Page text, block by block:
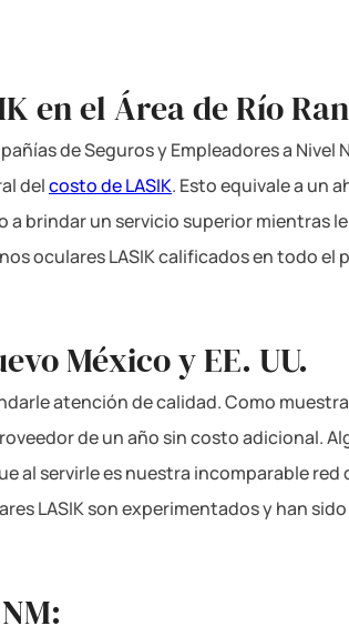
en el Área de Río
de Seguros y Empleadores a
delcosto de LASIK. Esto equivale a un
brindar un servicio superior mientras
oculares LASIK calificados en todo el
México y EE. UU.
atención de calidad. Como
de un año sin costo adicional.
al servirle es nuestra incomparable
LASIK son experimentados y han